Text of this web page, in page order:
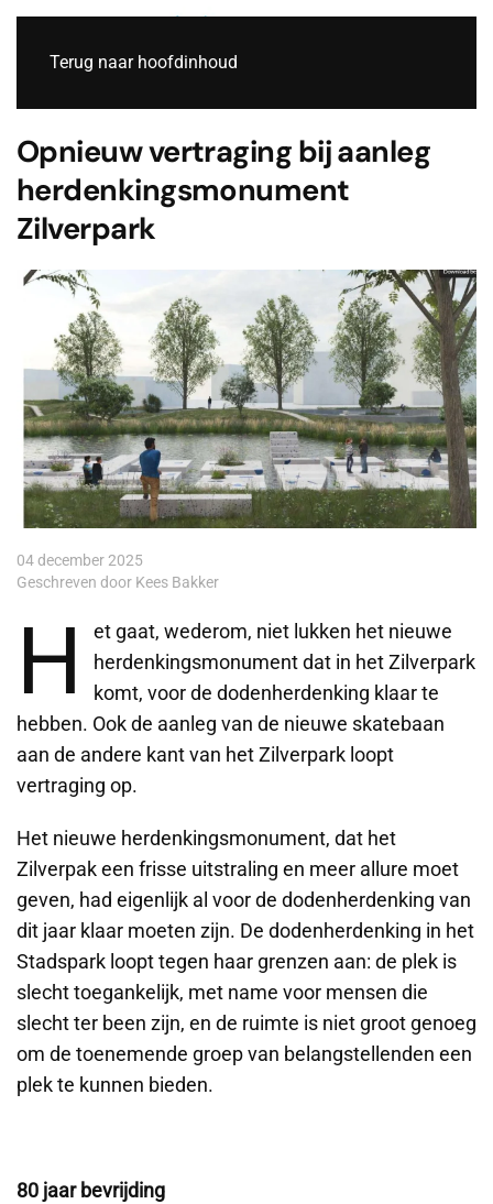
Terug naar hoofdinhoud
Opnieuw vertraging bij aanleg
herdenkingsmonument
Zilverpark
04 december 2025
Geschreven door Kees Bakker
H
et gaat, wederom, niet lukken het nieuwe
herdenkingsmonument dat in het Zilverpark
komt, voor de dodenherdenking klaar te
hebben. Ook de aanleg van de nieuwe skatebaan
aan de andere kant van het Zilverpark loopt
vertraging op.
Het nieuwe herdenkingsmonument, dat het
Zilverpak een frisse uitstraling en meer allure moet
geven, had eigenlijk al voor de dodenherdenking van
dit jaar klaar moeten zijn. De dodenherdenking in het
Stadspark loopt tegen haar grenzen aan: de plek is
slecht toegankelijk, met name voor mensen die
slecht ter been zijn, en de ruimte is niet groot genoeg
om de toenemende groep van belangstellenden een
plek te kunnen bieden.
80 jaar bevrijding